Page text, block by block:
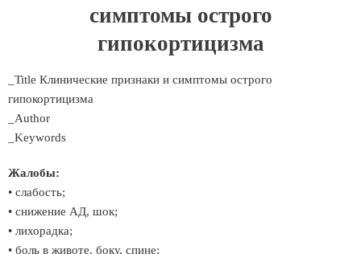
симптомы острого
гипокортицизма
_Title Клинические признаки и симптомы острого
гипокортицизма
_Author
_Keywords
Жалобы:
• слабость;
• снижение АД, шок;
• лихорадка;
• боль в животе, боку, спине;